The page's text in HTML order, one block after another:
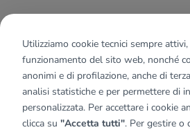
Utilizziamo cookie tecnici sempre
funzionamento del sito web, nonché
anonimi e di profilazione, anche di
analisi statistiche e per permettere di
personalizzata. Per accettare i cookie
clicca su "Accetta tutti". Per gestire o